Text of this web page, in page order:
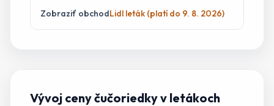
Zobraziť obchodLidl leták (platí do 9. 8. 2026)
Vývoj cenyčučoriedkyv letákoch